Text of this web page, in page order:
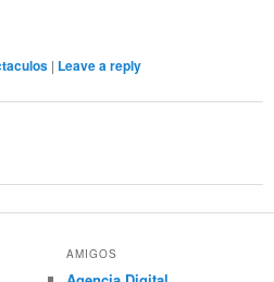
| Leave a reply
AMIGOS